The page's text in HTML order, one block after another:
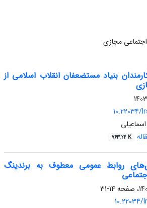
مجازی
بنیاد مستضعفان انقلاب اسلامی از
10.22034/
763.22 K
روابط عمومی معطوف به برندینگ
14-31
10.22034/